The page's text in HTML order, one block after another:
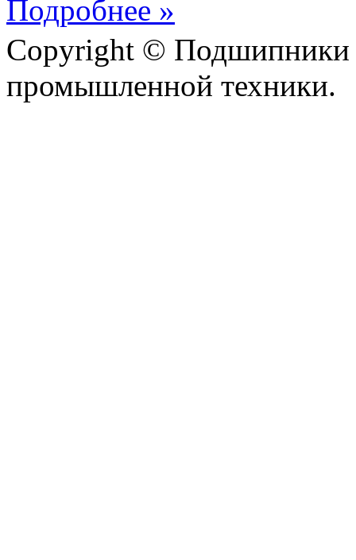
Подробнее »
Copyright © Подшипники
промышленной техники.